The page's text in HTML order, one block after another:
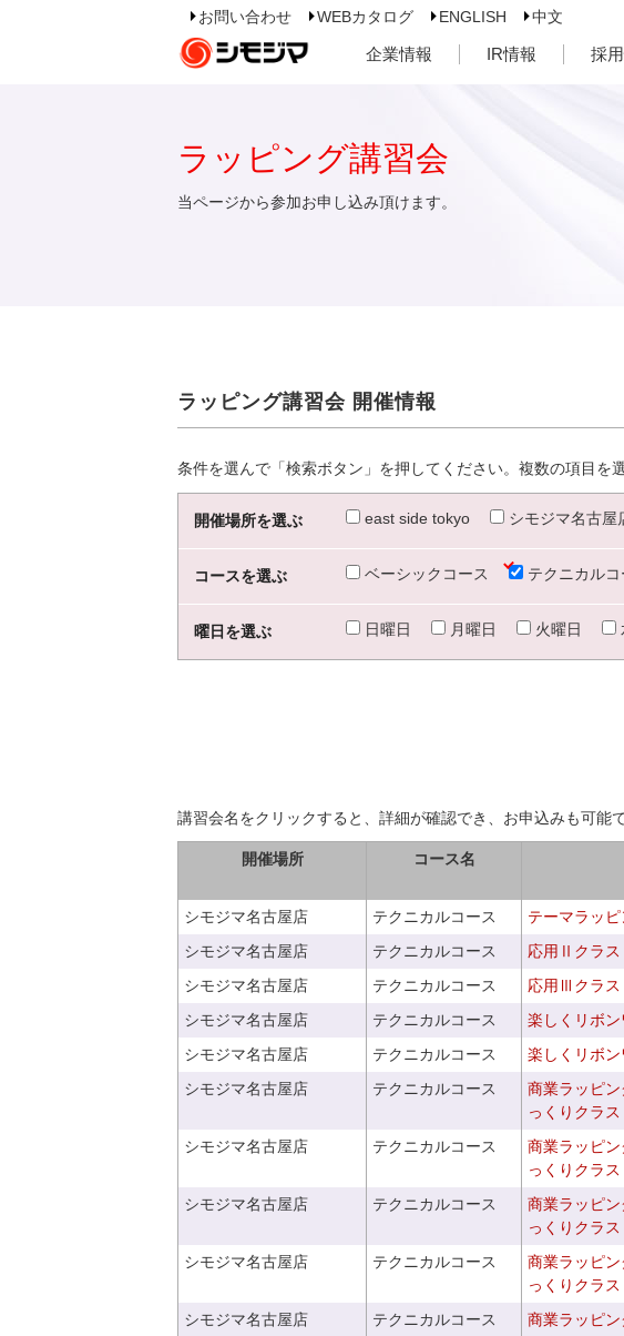
お問い合わせ WEBカタログ ENGLISH 中文
企業情報 IR情報 採
ラッピング講習会
当ページから参加お申し込み頂けます。
ラッピング講習会 開催情報
条件を選んで「検索ボタン」を押してください。複数の項目を
開催場所を選ぶ east side tokyo シモジマ名古屋
コースを選ぶ ベーシックコース テクニカルコ
曜日を選ぶ 日曜日 月曜日 火曜日
講習会名をクリックすると、詳細が確認でき、お申込みも可能で
開催場所 コース名
シモジマ名古屋店 テクニカルコース テーマラッ
シモジマ名古屋店
テクニカルコース 応用Ⅱクラス
シモジマ名古屋店
テクニカルコース 応用Ⅲクラス
シモジマ名古屋店
テクニカルコース 楽しくリボン
シモジマ名古屋店
テクニカルコース 楽しくリボン
シモジマ名古屋店
テクニカルコース
商業ラッピ
っくりクラ
シモジマ名古屋店 テクニカルコース
商業ラッピ
っくりクラ
シモジマ名古屋店 テクニカルコース
商業ラッピ
っくりクラ
シモジマ名古屋店 テクニカルコース
商業ラッピ
っくりクラ
シモジマ名古屋店 テクニカルコース
商業ラッピ